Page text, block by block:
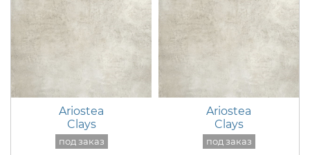
Ariostea
Clays
Ariostea
Clays